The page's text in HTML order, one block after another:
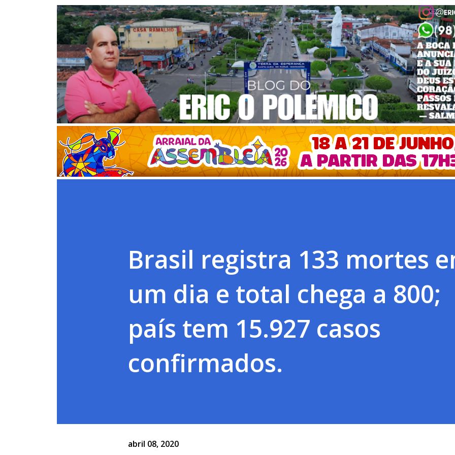
Pular para o conteúdo principal
Brasil registra 133 mortes
um dia e total chega a 800;
país tem 15.927 casos
confirmados.
abril 08, 2020